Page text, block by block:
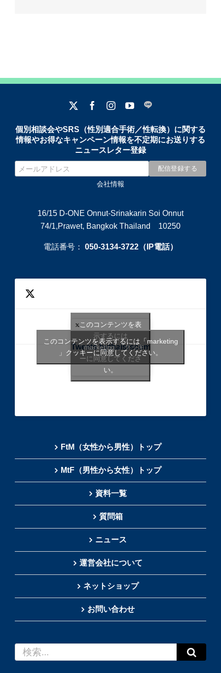
個別相談会やSRS（性別適合手術／性転換）に関する
情報やお得なキャンペーン情報を不定期にお送りする
ニュースレター登録
会社情報
16/15 D-ONE Onnut-Srinakarin Soi Onnut
74/1,Prawet, Bangkok Thailand 10250
電話番号： 050-3134-3722（IP電話）
Tweets bythaisrscom
このコンテンツを表
示するには
「marketing 」クッキ
ーに同意してくださ
い。
このコンテンツを表示するには「marketing
」クッキーに同意してください。
FtM（女性から男性）トップ
MtF（男性から女性）トップ
資料一覧
質問箱
ニュース
運営会社について
ネットショップ
お問い合わせ
索